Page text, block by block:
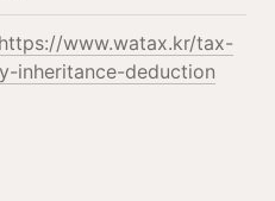
https://www.watax.kr/tax-
inheritance-deduction